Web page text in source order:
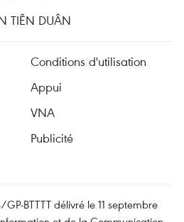
TIÊN DUÂN
Conditions d'utilisation
Appui
VNA
Publicité
BTTTT délivré le 11 septembre